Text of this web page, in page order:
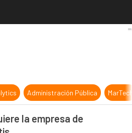
grupo everis adquiere la
Administración Pública
la empresa de